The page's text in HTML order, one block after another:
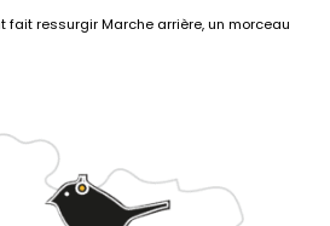
fait ressurgir Marche arrière, un morceau